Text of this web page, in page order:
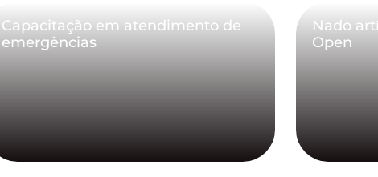
Capacitação em atendimento de
emergências
Nado
Open